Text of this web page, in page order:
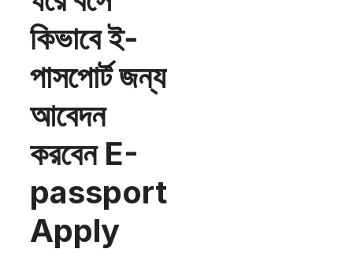
কিভাবে ই-
পাসপোর্ট জন্য
আবেদন
করবেন E-
passport
Apply